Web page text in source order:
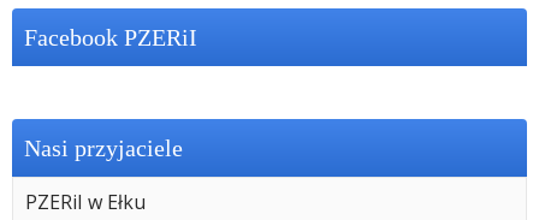
Facebook PZERiI
Nasi przyjaciele
PZERiI w Ełku